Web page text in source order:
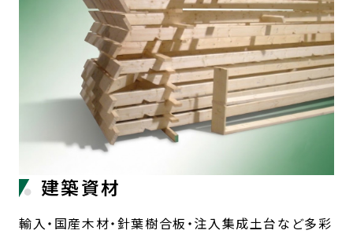
建築資材
輸入・国産木材・針葉樹合板・注入集成土台など多彩